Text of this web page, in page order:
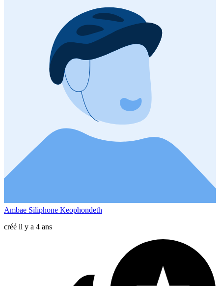
Ambae Siliphone Keophondeth
créé il y a 4 ans